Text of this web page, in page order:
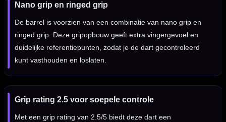
Nano grip en ringed grip
De barrel is voorzien van een combinatie van nano grip en
ringed grip. Deze gripopbouw geeft extra vingergevoel en
duidelijke referentiepunten, zodat je de dart gecontroleerd
kunt vasthouden en loslaten.
Grip rating 2.5 voor soepele controle
Met een grip rating van 2.5/5 biedt deze dart een